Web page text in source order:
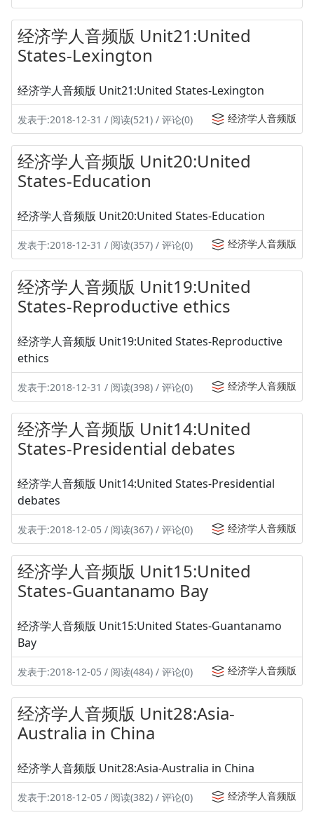
经济学人音频版 Unit21:United
States-Lexington
经济学人音频版 Unit21:United States-Lexington
发表于:2018-12-31 / 阅读(521) / 评论(0) 经济学人音频版
经济学人音频版 Unit20:United
States-Education
经济学人音频版 Unit20:United States-Education
发表于:2018-12-31 / 阅读(357) / 评论(0) 经济学人音频版
经济学人音频版 Unit19:United
States-Reproductive ethics
经济学人音频版 Unit19:United States-Reproductive
ethics
发表于:2018-12-31 / 阅读(398) / 评论(0) 经济学人音频版
经济学人音频版 Unit14:United
States-Presidential debates
经济学人音频版 Unit14:United States-Presidential
debates
发表于:2018-12-05 / 阅读(367) / 评论(0) 经济学人音频版
经济学人音频版 Unit15:United
States-Guantanamo Bay
经济学人音频版 Unit15:United States-Guantanamo
Bay
发表于:2018-12-05 / 阅读(484) / 评论(0) 经济学人音频版
经济学人音频版 Unit28:Asia-
Australia in China
经济学人音频版 Unit28:Asia-Australia in China
发表于:2018-12-05 / 阅读(382) / 评论(0) 经济学人音频版